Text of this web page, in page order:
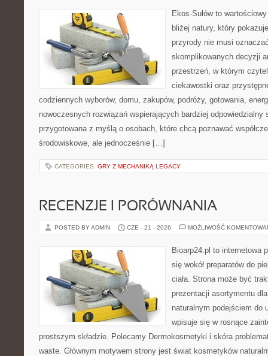
Ekos-Sułów to
bliżej natury, który
przyrody nie musi
skomplikowanych decyzji
przestrzeń, w którym
ciekawostki oraz
codziennych wyborów, domu, zakupów, podróży, gotowania,
nowoczesnych rozwiązań wspierających bardziej odpowiedzialny
przygotowana z myślą o osobach, które chcą poznawać
środowiskowe, ale jednocześnie […]
CATEGORIES: GRY Z MECHANIKĄ LEGACY
RECENZJE I PORÓWNANIA
POSTED BY ADMIN CZE - 21 - 2026 MOŻLIWOŚĆ
Bioarp24.pl to internetowa
się wokół preparatów do
ciała. Strona może być
prezentacji asortymentu
naturalnym podejściem do
wpisuje się w rosnące
prostszym składzie. Polecamy Dermokosmetyki i skóra
waste. Głównym motywem strony jest świat kosmetyków